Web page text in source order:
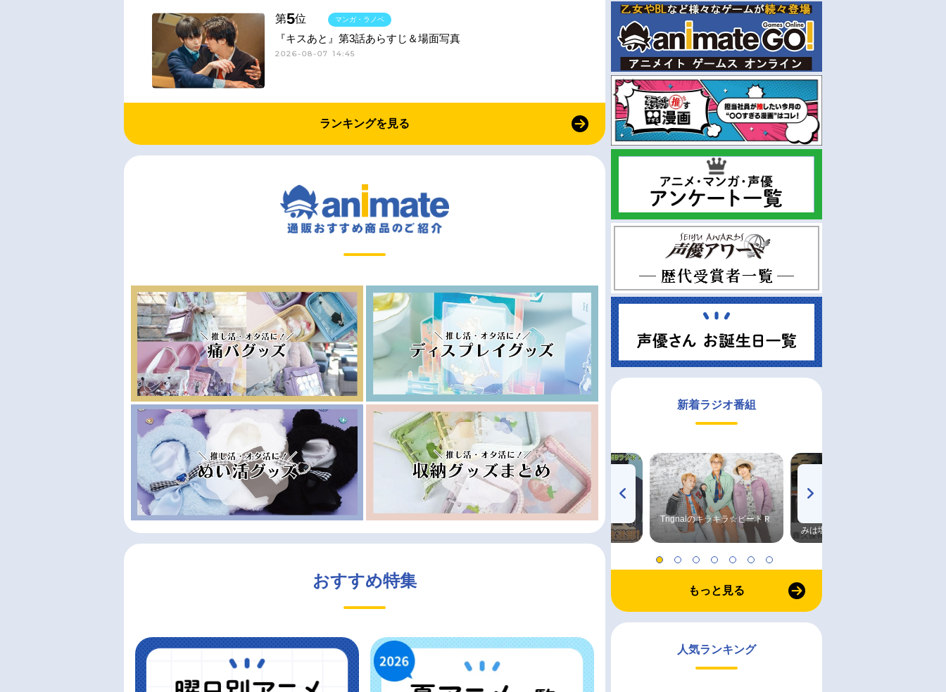
第5位
『キスあと』第3話あらすじ＆場面写真
2026-08-07 14:45
マンガ・ラノベ
ランキングを見る
おすすめ特集
新着ラジオ番組
TVアニメ『戦隊大失格』
ハイキュー!! 烏野高校放送部! Trignalのキラキラ☆ビートＲ
みは塩だけ
もっと見る
人気ランキング